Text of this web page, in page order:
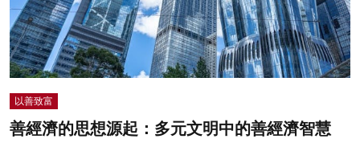
以善致富
善經濟的思想源起：多元文明中的善經濟智慧